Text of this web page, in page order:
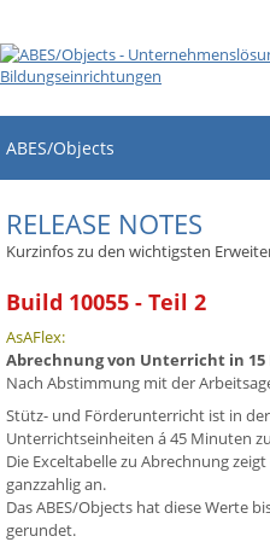
ABES/Objects
RELEASE NOTES
Kurzinfos zu den wichtigsten
Build 10055 - Teil 2
AsAFlex:
Abrechnung von Unterricht in
Nach Abstimmung mit der
Stütz- und Förderunterricht ist in der
Unterrichtseinheiten á 45 Minuten
Die Exceltabelle zu Abrechnung
ganzzahlig an.
Das ABES/Objects hat diese Werte
gerundet.